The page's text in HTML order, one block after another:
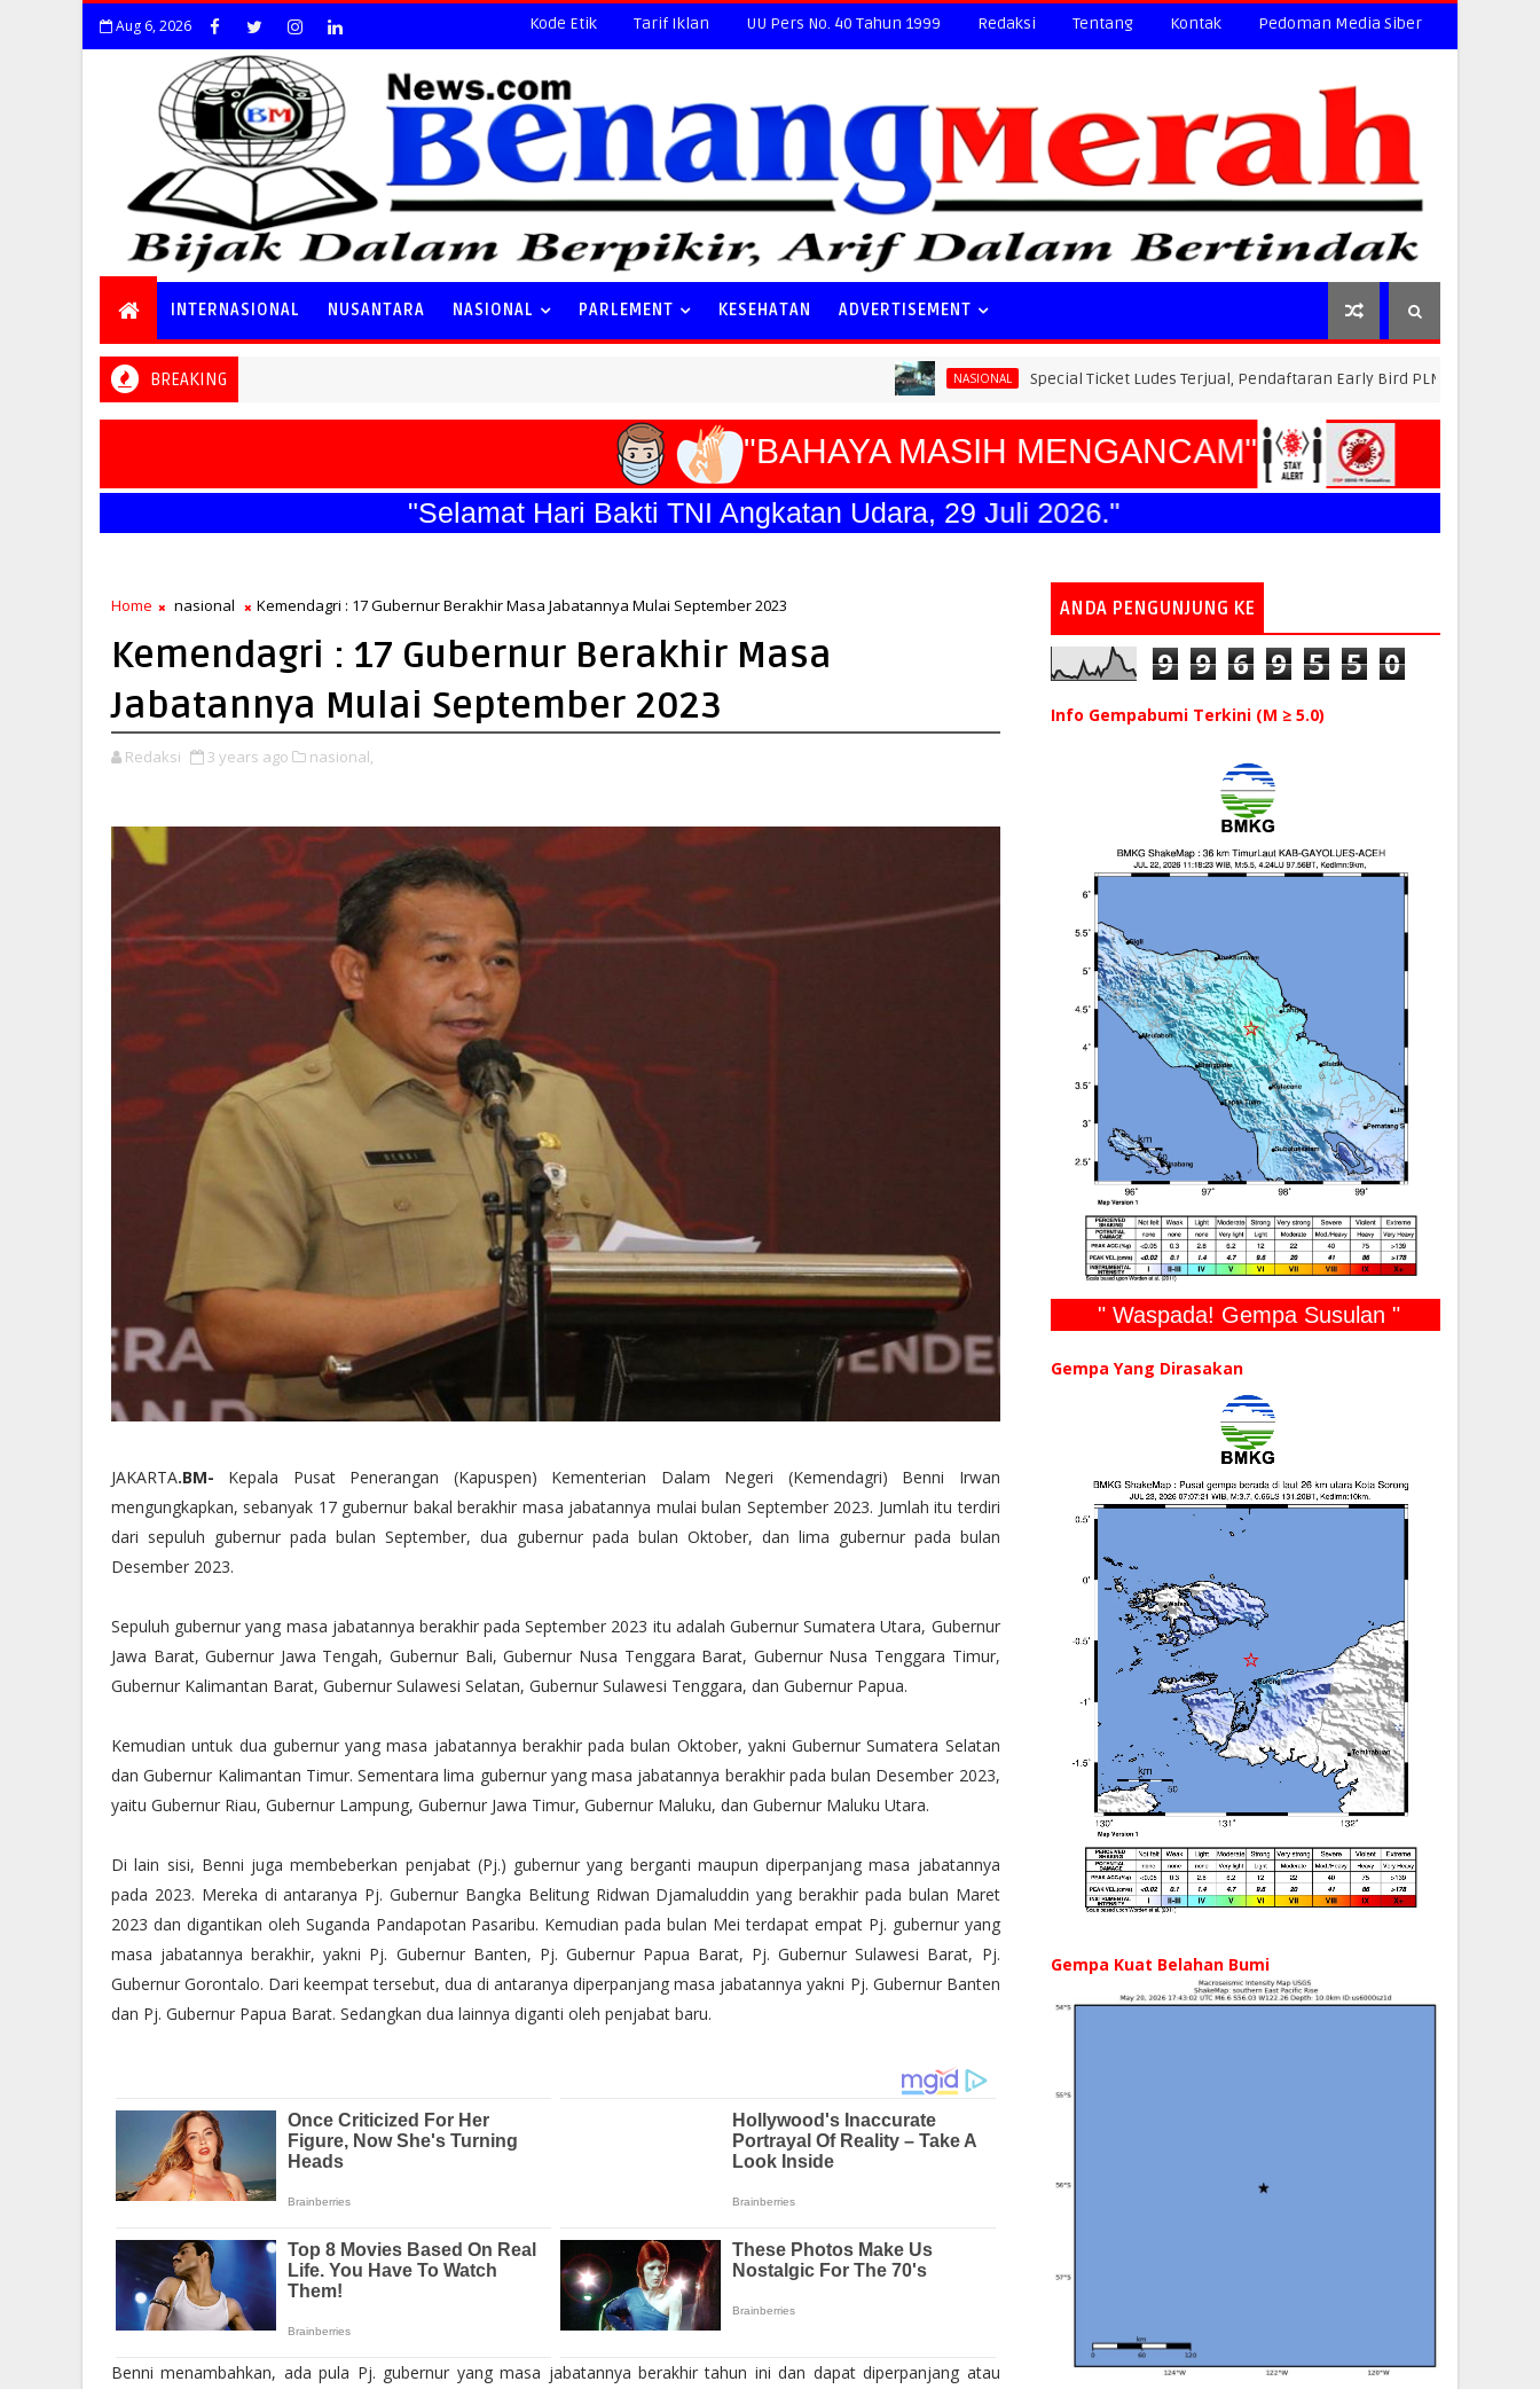
Aug 6, 2026 Kode Etik Tarif Iklan UU Pers No. 40 Tahun 1999 Redaksi Tentang Kontak Pedoman Media Siber
INTERNASIONAL NUSANTARA NASIONAL PARLEMENT KESEHATAN ADVERTISEMENT
BREAKING NASIONAL Special Ticket Ludes Terjual, Pendaftaran Early Bird PLN Electric Run 2026 Dibuka
"BAHAYA MASIH MENGANCAM"
"Selamat Hari Bakti TNI Angkatan Udara, 29 Juli 2026."
Home nasional Kemendagri : 17 Gubernur Berakhir Masa Jabatannya Mulai September 2023
Kemendagri : 17 Gubernur Berakhir Masa
Jabatannya Mulai September 2023
Redaksi 3 years ago nasional,
JAKARTA.BM- Kepala Pusat Penerangan (Kapuspen) Kementerian Dalam Negeri (Kemendagri) Benni Irwan
mengungkapkan, sebanyak 17 gubernur bakal berakhir masa jabatannya mulai bulan September 2023. Jumlah itu terdiri
dari sepuluh gubernur pada bulan September, dua gubernur pada bulan Oktober, dan lima gubernur pada bulan
Desember 2023.
Sepuluh gubernur yang masa jabatannya berakhir pada September 2023 itu adalah Gubernur Sumatera Utara, Gubernur
Jawa Barat, Gubernur Jawa Tengah, Gubernur Bali, Gubernur Nusa Tenggara Barat, Gubernur Nusa Tenggara Timur,
Gubernur Kalimantan Barat, Gubernur Sulawesi Selatan, Gubernur Sulawesi Tenggara, dan Gubernur Papua.
Kemudian untuk dua gubernur yang masa jabatannya berakhir pada bulan Oktober, yakni Gubernur Sumatera Selatan
dan Gubernur Kalimantan Timur. Sementara lima gubernur yang masa jabatannya berakhir pada bulan Desember 2023,
yaitu Gubernur Riau, Gubernur Lampung, Gubernur Jawa Timur, Gubernur Maluku, dan Gubernur Maluku Utara.
Di lain sisi, Benni juga membeberkan penjabat (Pj.) gubernur yang berganti maupun diperpanjang masa jabatannya
pada 2023. Mereka di antaranya Pj. Gubernur Bangka Belitung Ridwan Djamaluddin yang berakhir pada bulan Maret
2023 dan digantikan oleh Suganda Pandapotan Pasaribu. Kemudian pada bulan Mei terdapat empat Pj. gubernur yang
masa jabatannya berakhir, yakni Pj. Gubernur Banten, Pj. Gubernur Papua Barat, Pj. Gubernur Sulawesi Barat, Pj.
Gubernur Gorontalo. Dari keempat tersebut, dua di antaranya diperpanjang masa jabatannya yakni Pj. Gubernur Banten
dan Pj. Gubernur Papua Barat. Sedangkan dua lainnya diganti oleh penjabat baru.
Benni menambahkan, ada pula Pj. gubernur yang masa jabatannya berakhir tahun ini dan dapat diperpanjang atau
ANDA PENGUNJUNG KE
9 9 6 9 5 5 0
Info Gempabumi Terkini (M ≥ 5.0)
" Waspada! Gempa Susulan "
Gempa Yang Dirasakan
Gempa Kuat Belahan Bumi